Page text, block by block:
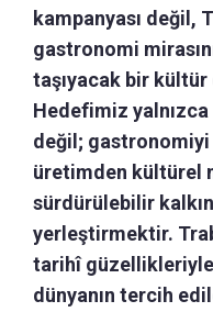
kampanyası değil,
gastronomi
taşıyacak bir
Hedefimiz yalnızca
değil;
üretimden kültürel
sürdürülebilir
yerleştirmektir.
tarihî
dünyanın tercih